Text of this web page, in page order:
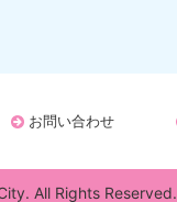
お問い合わせ
All Rights Reserved.